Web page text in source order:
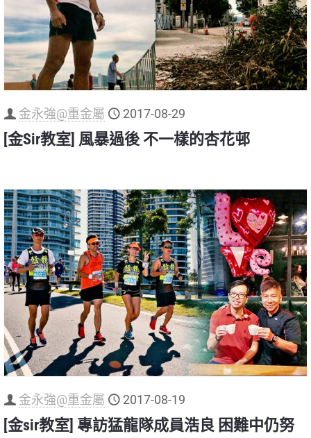
金永強@重金屬 2017-08-29
[金Sir教室] 風暴過後 不一樣的杏花邨
金永強@重金屬 2017-08-19
[金sir教室] 專訪猛龍隊成員浩良 困難中仍努